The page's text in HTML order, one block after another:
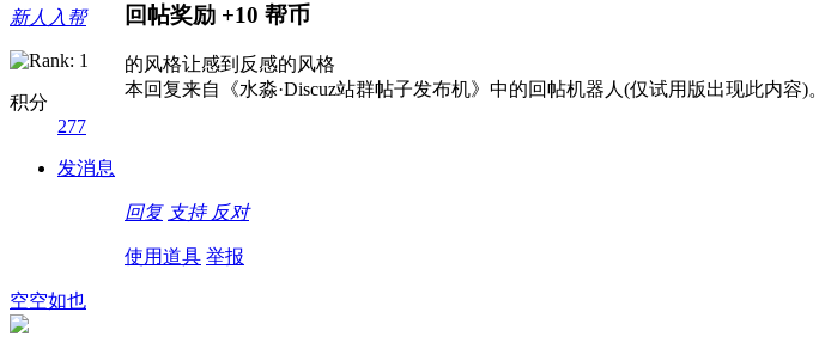
新人入帮
积分
277
发消息
回帖奖励 +10 帮币
的风格让感到反感的风格
本回复来自《水淼·Discuz站群帖子发布机》中的回帖机器人(仅试用版出现此内容)。
回复 支持 反对
使用道具 举报
空空如也